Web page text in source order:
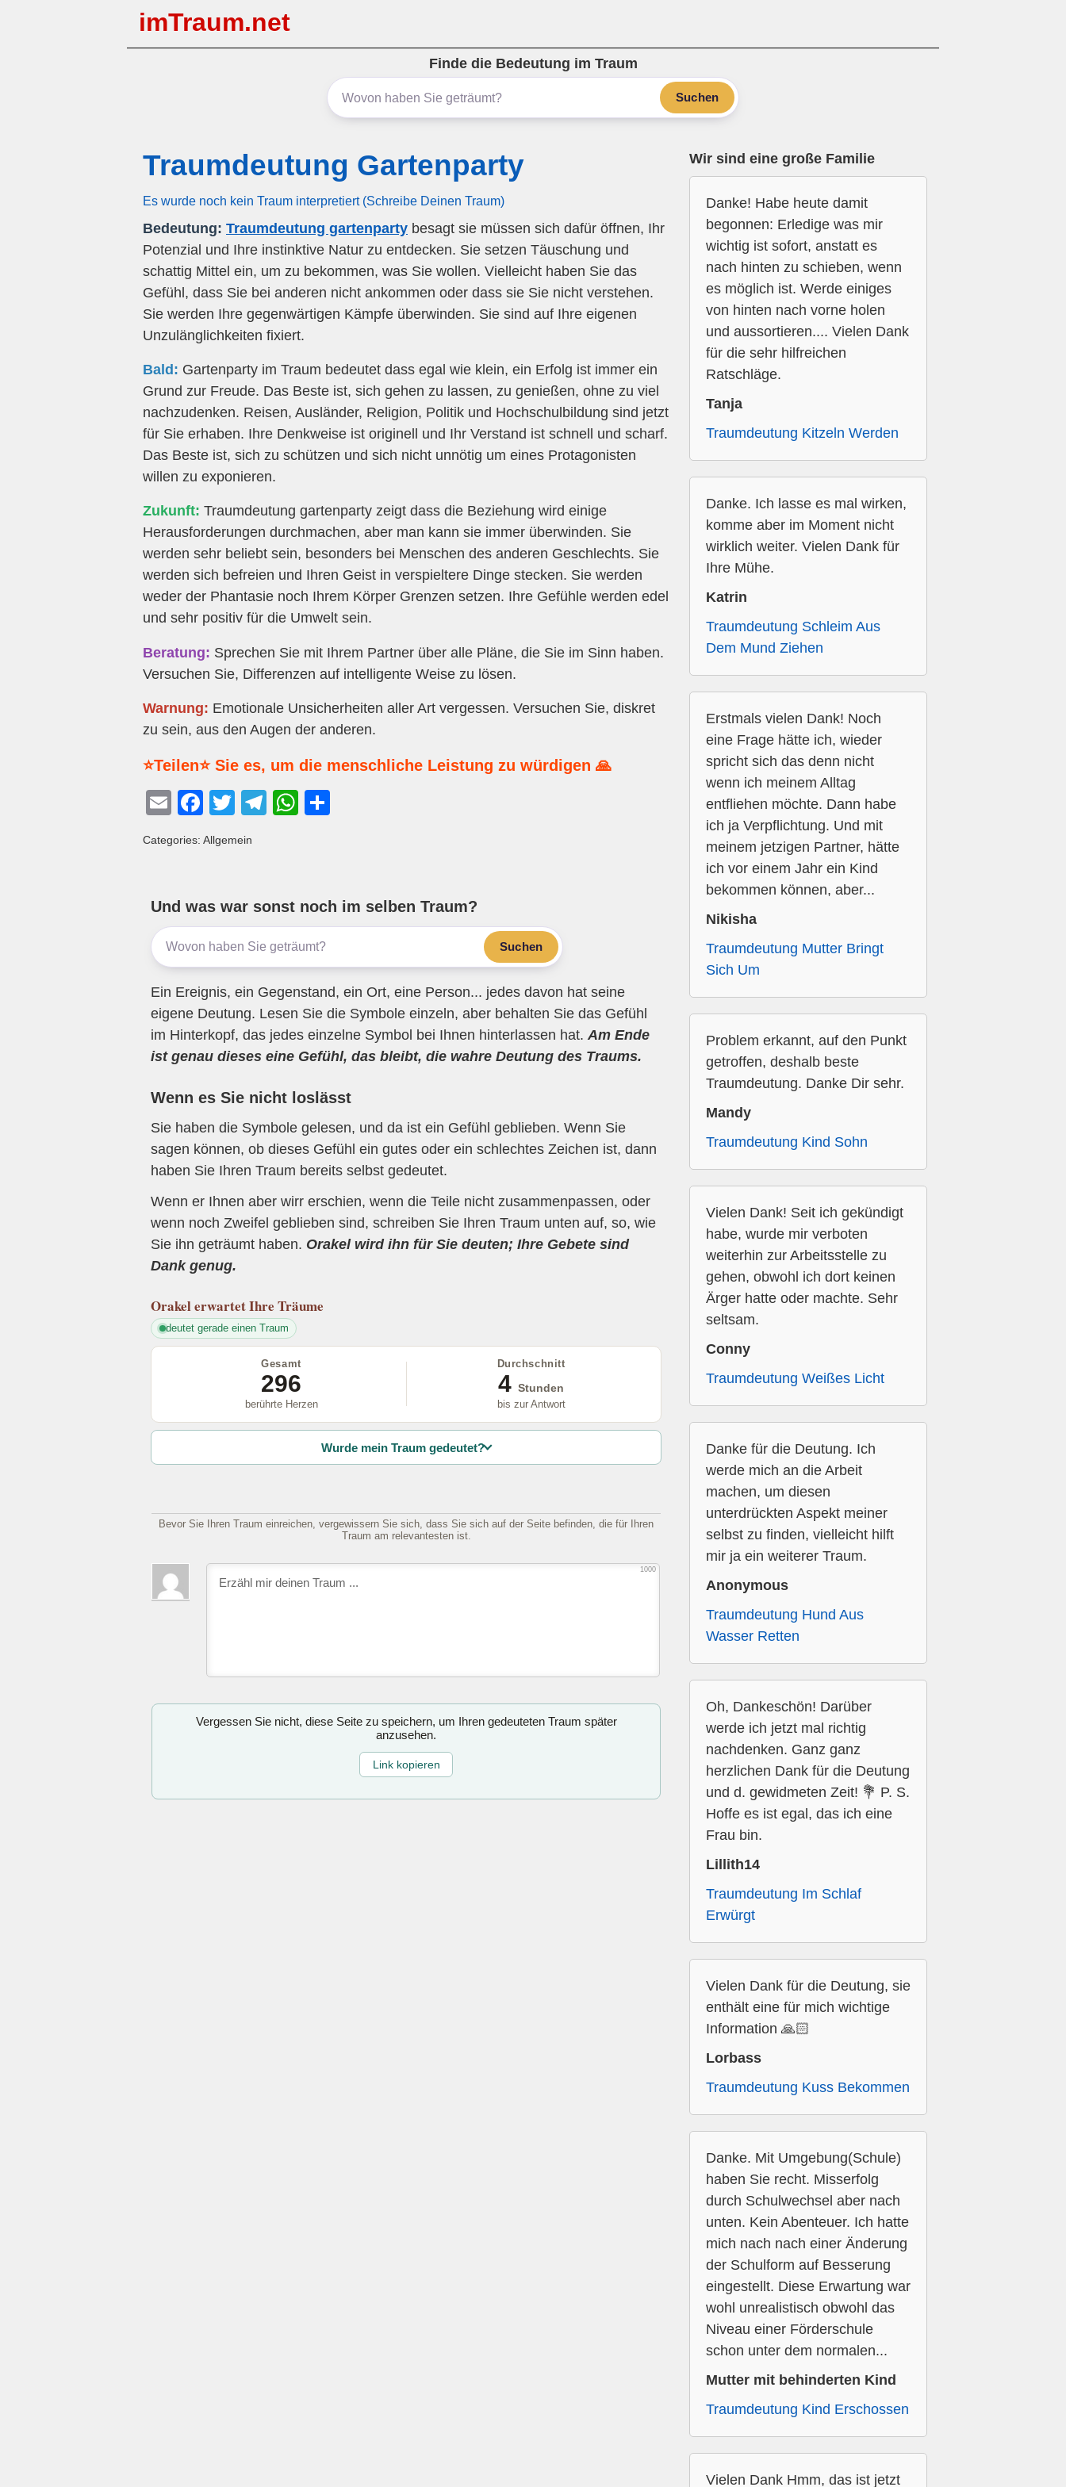
imTraum.net
Finde die Bedeutung im Traum
Suchen
Traumdeutung Gartenparty
Es wurde noch kein Traum interpretiert (Schreibe Deinen Traum)
Bedeutung: Traumdeutung gartenparty besagt sie müssen sich dafür öffnen, Ihr
Potenzial und Ihre instinktive Natur zu entdecken. Sie setzen Täuschung und
schattig Mittel ein, um zu bekommen, was Sie wollen. Vielleicht haben Sie das
Gefühl, dass Sie bei anderen nicht ankommen oder dass sie Sie nicht verstehen.
Sie werden Ihre gegenwärtigen Kämpfe überwinden. Sie sind auf Ihre eigenen
Unzulänglichkeiten fixiert.
Bald: Gartenparty im Traum bedeutet dass egal wie klein, ein Erfolg ist immer ein
Grund zur Freude. Das Beste ist, sich gehen zu lassen, zu genießen, ohne zu viel
nachzudenken. Reisen, Ausländer, Religion, Politik und Hochschulbildung sind jetzt
für Sie erhaben. Ihre Denkweise ist originell und Ihr Verstand ist schnell und scharf.
Das Beste ist, sich zu schützen und sich nicht unnötig um eines Protagonisten
willen zu exponieren.
Zukunft: Traumdeutung gartenparty zeigt dass die Beziehung wird einige
Herausforderungen durchmachen, aber man kann sie immer überwinden. Sie
werden sehr beliebt sein, besonders bei Menschen des anderen Geschlechts. Sie
werden sich befreien und Ihren Geist in verspieltere Dinge stecken. Sie werden
weder der Phantasie noch Ihrem Körper Grenzen setzen. Ihre Gefühle werden edel
und sehr positiv für die Umwelt sein.
Beratung: Sprechen Sie mit Ihrem Partner über alle Pläne, die Sie im Sinn haben.
Versuchen Sie, Differenzen auf intelligente Weise zu lösen.
Warnung: Emotionale Unsicherheiten aller Art vergessen. Versuchen Sie, diskret
zu sein, aus den Augen der anderen.
⭐Teilen⭐ Sie es, um die menschliche Leistung zu würdigen 🙏
E
ail
F
c
b
o
o
T
tt
T
a
m
W
A
p
p
Categories: Allgemein
Und was war sonst noch im selben Traum?
Suchen
Ein Ereignis, ein Gegenstand, ein Ort, eine Person... jedes davon hat seine
eigene Deutung. Lesen Sie die Symbole einzeln, aber behalten Sie das Gefühl
im Hinterkopf, das jedes einzelne Symbol bei Ihnen hinterlassen hat. Am Ende
ist genau dieses eine Gefühl, das bleibt, die wahre Deutung des Traums.
Wenn es Sie nicht loslässt
Sie haben die Symbole gelesen, und da ist ein Gefühl geblieben. Wenn Sie
sagen können, ob dieses Gefühl ein gutes oder ein schlechtes Zeichen ist, dann
haben Sie Ihren Traum bereits selbst gedeutet.
Wenn er Ihnen aber wirr erschien, wenn die Teile nicht zusammenpassen, oder
wenn noch Zweifel geblieben sind, schreiben Sie Ihren Traum unten auf, so, wie
Sie ihn geträumt haben. Orakel wird ihn für Sie deuten; Ihre Gebete sind
Dank genug.
Orakelerwartet Ihre Träume
deutet gerade einen Traum
Gesamt
296
berührte Herzen
Durchschnitt
4 Stunden
bis zur Antwort
Wurde mein Traum gedeutet?
Bevor Sie Ihren Traum einreichen, vergewissern Sie sich, dass Sie sich auf der Seite befinden, die für Ihren
Traum am relevantesten ist.
1000
Vergessen Sie nicht, diese Seite zu speichern, um Ihren gedeuteten Traum später
anzusehen.
Link kopieren
Wir sind eine große Familie
Danke! Habe heute damit
begonnen: Erledige was mir
wichtig ist sofort, anstatt es
nach hinten zu schieben, wenn
es möglich ist. Werde einiges
von hinten nach vorne holen
und aussortieren.... Vielen Dank
für die sehr hilfreichen
Ratschläge.
Tanja
Traumdeutung Kitzeln Werden
Danke. Ich lasse es mal wirken,
komme aber im Moment nicht
wirklich weiter. Vielen Dank für
Ihre Mühe.
Katrin
Traumdeutung Schleim Aus
Dem Mund Ziehen
Erstmals vielen Dank! Noch
eine Frage hätte ich, wieder
spricht sich das denn nicht
wenn ich meinem Alltag
entfliehen möchte. Dann habe
ich ja Verpflichtung. Und mit
meinem jetzigen Partner, hätte
ich vor einem Jahr ein Kind
bekommen können, aber...
Nikisha
Traumdeutung Mutter Bringt
Sich Um
Problem erkannt, auf den Punkt
getroffen, deshalb beste
Traumdeutung. Danke Dir sehr.
Mandy
Traumdeutung Kind Sohn
Vielen Dank! Seit ich gekündigt
habe, wurde mir verboten
weiterhin zur Arbeitsstelle zu
gehen, obwohl ich dort keinen
Ärger hatte oder machte. Sehr
seltsam.
Conny
Traumdeutung Weißes Licht
Danke für die Deutung. Ich
werde mich an die Arbeit
machen, um diesen
unterdrückten Aspekt meiner
selbst zu finden, vielleicht hilft
mir ja ein weiterer Traum.
Anonymous
Traumdeutung Hund Aus
Wasser Retten
Oh, Dankeschön! Darüber
werde ich jetzt mal richtig
nachdenken. Ganz ganz
herzlichen Dank für die Deutung
und d. gewidmeten Zeit! 💐 P. S.
Hoffe es ist egal, das ich eine
Frau bin.
Lillith14
Traumdeutung Im Schlaf
Erwürgt
Vielen Dank für die Deutung, sie
enthält eine für mich wichtige
Information 🙏🏻
Lorbass
Traumdeutung Kuss Bekommen
Danke. Mit Umgebung(Schule)
haben Sie recht. Misserfolg
durch Schulwechsel aber nach
unten. Kein Abenteuer. Ich hatte
mich nach nach einer Änderung
der Schulform auf Besserung
eingestellt. Diese Erwartung war
wohl unrealistisch obwohl das
Niveau einer Förderschule
schon unter dem normalen...
Mutter mit behinderten Kind
Traumdeutung Kind Erschossen
Vielen Dank Hmm, das ist jetzt